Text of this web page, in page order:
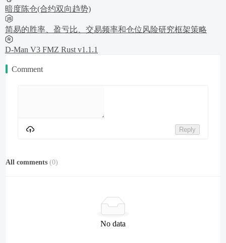
暗度陈仓(合约双向趋势)
简易的胜率、盈亏比、交易频率和仓位风险研究框架策略
D-Man V3 FMZ Rust v1.1.1
Comment
Reply
All comments (0)
No data